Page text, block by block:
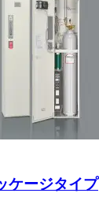
ケージタイプ